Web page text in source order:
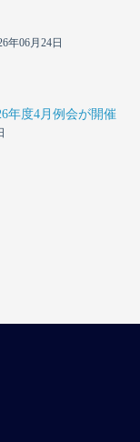
年06月24日
年度4月例会が開催